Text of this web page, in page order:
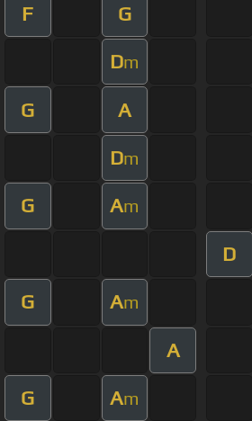
F G
Dm
G A
Dm
G Am
D
G Am
A
G Am